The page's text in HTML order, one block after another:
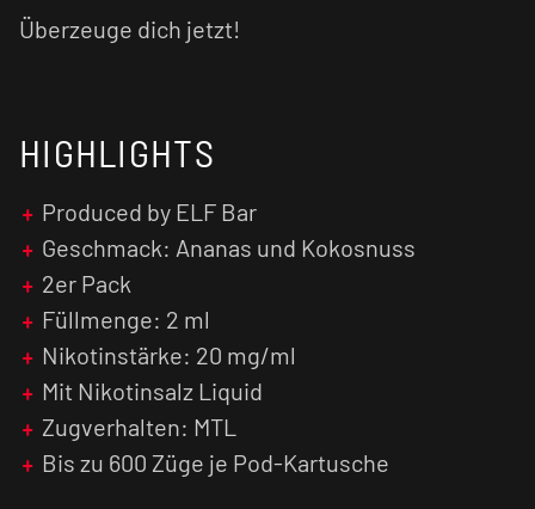
Überzeuge dich jetzt!
HIGHLIGHTS
Produced by ELF Bar
Geschmack: Ananas und Kokosnuss
2er Pack
Füllmenge: 2 ml
Nikotinstärke: 20 mg/ml
Mit Nikotinsalz Liquid
Zugverhalten: MTL
Bis zu 600 Züge je Pod-Kartusche